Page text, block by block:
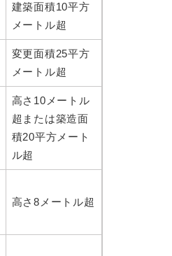
建築面積10平方
メートル超
変更面積25平方
メートル超
高さ10メートル
超または築造面
積20平方メート
ル超
高さ8メートル超